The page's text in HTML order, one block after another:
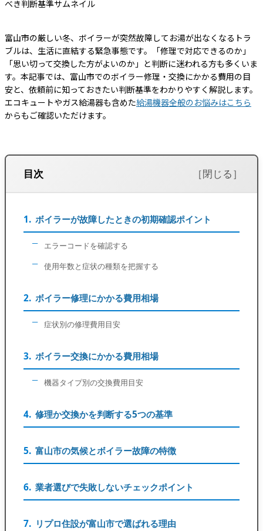
富山市の厳しい冬、ボイラーが突然故障してお湯が出なくなるトラ
ブルは、生活に直結する緊急事態です。「修理で対応できるのか」
「思い切って交換した方がよいのか」と判断に迷われる方も多くいま
す。本記事では、富山市でのボイラー修理・交換にかかる費用の目
安と、依頼前に知っておきたい判断基準をわかりやすく解説します。
エコキュートやガス給湯器も含めた給湯機器全般のお悩みはこちら
からもご確認いただけます。
目次
ボイラーが故障したときの初期確認ポイント
エラーコードを確認する
使用年数と症状の種類を把握する
ボイラー修理にかかる費用相場
症状別の修理費用目安
ボイラー交換にかかる費用相場
機器タイプ別の交換費用目安
修理か交換かを判断する5つの基準
富山市の気候とボイラー故障の特徴
業者選びで失敗しないチェックポイント
リプロ住設が富山市で選ばれる理由